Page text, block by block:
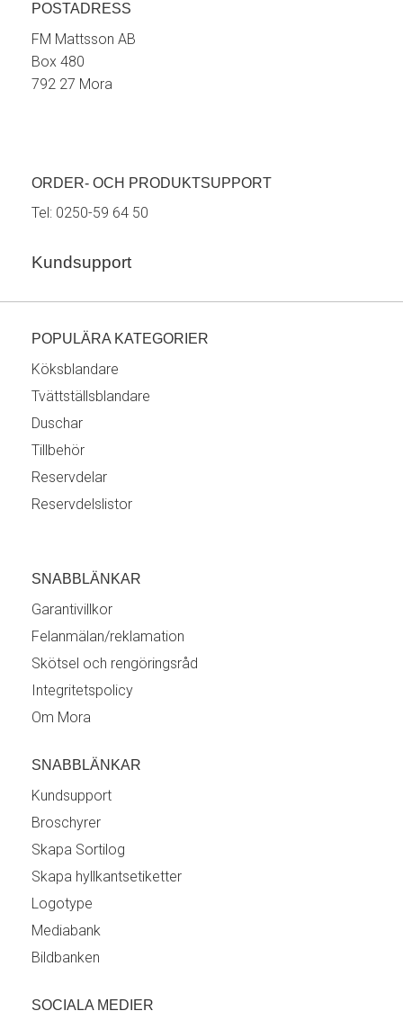
POSTADRESS
FM Mattsson AB
Box 480
792 27 Mora
ORDER- OCH PRODUKTSUPPORT
Tel: 0250-59 64 50
Kundsupport
POPULÄRA KATEGORIER
Köksblandare
Tvättställsblandare
Duschar
Tillbehör
Reservdelar
Reservdelslistor
SNABBLÄNKAR
Garantivillkor
Felanmälan/reklamation
Skötsel och rengöringsråd
Integritetspolicy
Om Mora
SNABBLÄNKAR
Kundsupport
Broschyrer
Skapa Sortilog
Skapa hyllkantsetiketter
Logotype
Mediabank
Bildbanken
SOCIALA MEDIER